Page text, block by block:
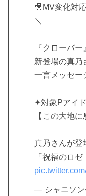
🎥MV変化対
＼
『クローバー
新登場の真乃
一言メッセー
✦対象Pアイ
【この大地
真乃さんが登
「祝福のロ
— シャニソン